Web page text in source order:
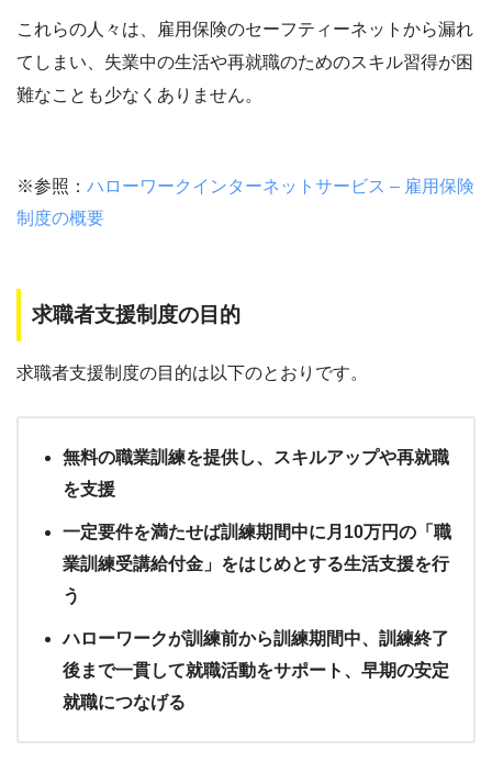
これらの人々は、雇用保険のセーフティーネットから漏れ
てしまい、失業中の生活や再就職のためのスキル習得が困
難なことも少なくありません。
※参照： ハローワークインターネットサービス – 雇用保険
制度の概要
求職者支援制度の目的
求職者支援制度の目的は以下のとおりです。
無料の職業訓練を提供し、スキルアップや再就職
を支援
一定要件を満たせば訓練期間中に月10万円の「職
業訓練受講給付金」をはじめとする生活支援を行
う
ハローワークが訓練前から訓練期間中、訓練終了
後まで一貫して就職活動をサポート、早期の安定
就職につなげる